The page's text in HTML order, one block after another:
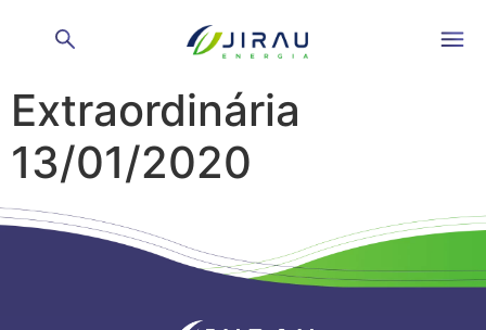
Ata Assembleia Geral
Extraordinária
13/01/2020